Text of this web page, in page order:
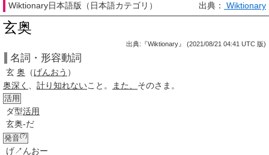
Wiktionary日本語版（日本語カテゴリ） 出典： Wiktionary
玄奥
出典:『Wiktionary』 (2021/08/21 04:41 UTC 版)
名詞・形容動詞
玄 奥 （げんおう ）
奥深く
計り知れないこと。 また、 そのさま。
活用
ダ型活用
玄奥-だ
発音(?)
げ↗んおー